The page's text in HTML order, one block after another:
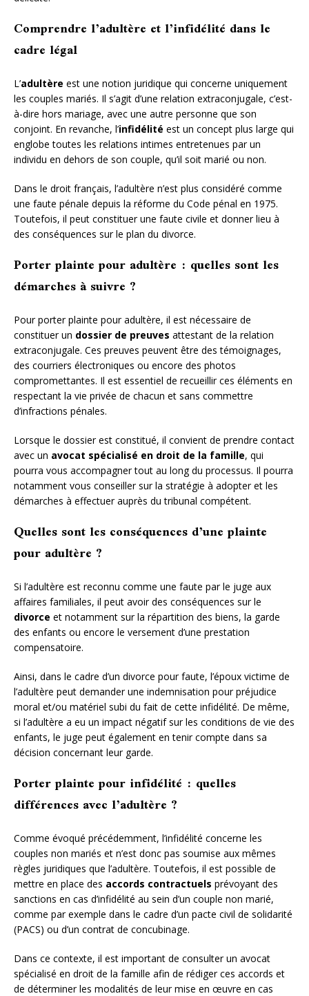
Comprendre l’adultère et l’infidélité dans le
cadre légal
L’adultère est une notion juridique qui concerne uniquement
les couples mariés. Il s’agit d’une relation extraconjugale, c’est-
à-dire hors mariage, avec une autre personne que son
conjoint. En revanche, l’infidélité est un concept plus large qui
englobe toutes les relations intimes entretenues par un
individu en dehors de son couple, qu’il soit marié ou non.
Dans le droit français, l’adultère n’est plus considéré comme
une faute pénale depuis la réforme du Code pénal en 1975.
Toutefois, il peut constituer une faute civile et donner lieu à
des conséquences sur le plan du divorce.
Porter plainte pour adultère : quelles sont les
démarches à suivre ?
Pour porter plainte pour adultère, il est nécessaire de
constituer un dossier de preuves attestant de la relation
extraconjugale. Ces preuves peuvent être des témoignages,
des courriers électroniques ou encore des photos
compromettantes. Il est essentiel de recueillir ces éléments en
respectant la vie privée de chacun et sans commettre
d’infractions pénales.
Lorsque le dossier est constitué, il convient de prendre contact
avec un avocat spécialisé en droit de la famille, qui
pourra vous accompagner tout au long du processus. Il pourra
notamment vous conseiller sur la stratégie à adopter et les
démarches à effectuer auprès du tribunal compétent.
Quelles sont les conséquences d’une plainte
pour adultère ?
Si l’adultère est reconnu comme une faute par le juge aux
affaires familiales, il peut avoir des conséquences sur le
divorce et notamment sur la répartition des biens, la garde
des enfants ou encore le versement d’une prestation
compensatoire.
Ainsi, dans le cadre d’un divorce pour faute, l’époux victime de
l’adultère peut demander une indemnisation pour préjudice
moral et/ou matériel subi du fait de cette infidélité. De même,
si l’adultère a eu un impact négatif sur les conditions de vie des
enfants, le juge peut également en tenir compte dans sa
décision concernant leur garde.
Porter plainte pour infidélité : quelles
différences avec l’adultère ?
Comme évoqué précédemment, l’infidélité concerne les
couples non mariés et n’est donc pas soumise aux mêmes
règles juridiques que l’adultère. Toutefois, il est possible de
mettre en place des accords contractuels prévoyant des
sanctions en cas d’infidélité au sein d’un couple non marié,
comme par exemple dans le cadre d’un pacte civil de solidarité
(PACS) ou d’un contrat de concubinage.
Dans ce contexte, il est important de consulter un avocat
spécialisé en droit de la famille afin de rédiger ces accords et
de déterminer les modalités de leur mise en œuvre en cas